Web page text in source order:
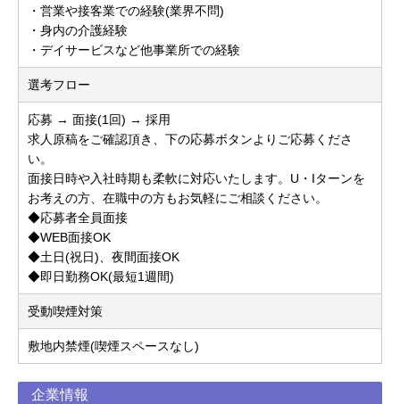
・営業や接客業での経験(業界不問)
・身内の介護経験
・デイサービスなど他事業所での経験
選考フロー
応募 → 面接(1回) → 採用
求人原稿をご確認頂き、下の応募ボタンよりご応募くださ
い。
面接日時や入社時期も柔軟に対応いたします。U・Iターンを
お考えの方、在職中の方もお気軽にご相談ください。
◆応募者全員面接
◆WEB面接OK
◆土日(祝日)、夜間面接OK
◆即日勤務OK(最短1週間)
受動喫煙対策
敷地内禁煙(喫煙スペースなし)
企業情報